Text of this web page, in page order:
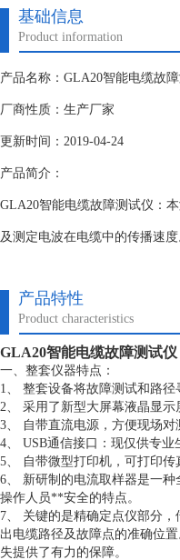
基础信息
Product information
产品名称：GLA20智能电缆故
厂商性质：生产厂家
更新时间：2019-04-24
产品简介：
GLA20智能电缆故障测试仪：
及测定电波在电缆中的传播速度
产品特性
Product characteristics
GLA20智能电缆故障测试仪
一、整套仪器特点：
1、 整套设备将故障测试和路
2、 采用了新型大屏幕液晶显示
3、 自带直流电源，方便现场对
4、 USB通信接口：现仅供专
5、 自带微型打印机，可打印
6、 新研制的电流取样器是一
操作人员**安全的特点。
7、 关键的是精确定点仪部分
出电缆路径及故障点的准确位
失提供了有力的保障。